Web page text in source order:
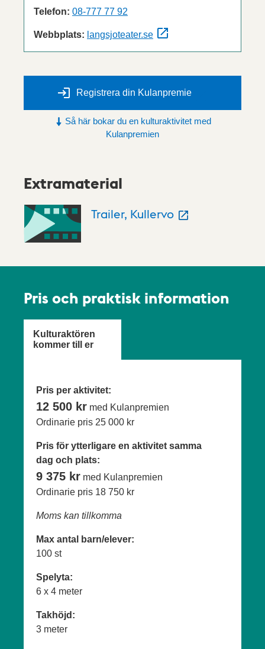
Telefon: 08-777 77 92
Webbplats: langsjoteater.se
Registrera din Kulanpremie
Så här bokar du en kulturaktivitet med
Kulanpremien
Extramaterial
Trailer, Kullervo
Pris och praktisk information
Kulturaktören
kommer till er
Pris per aktivitet:
12 500 kr med Kulanpremien
Ordinarie pris 25 000 kr
Pris för ytterligare en aktivitet samma
dag och plats:
9 375 kr med Kulanpremien
Ordinarie pris 18 750 kr
Moms kan tillkomma
Max antal barn/elever:
100 st
Spelyta:
6 x 4 meter
Takhöjd:
3 meter